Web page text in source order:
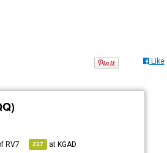
Like
RV7 237 atKGAD